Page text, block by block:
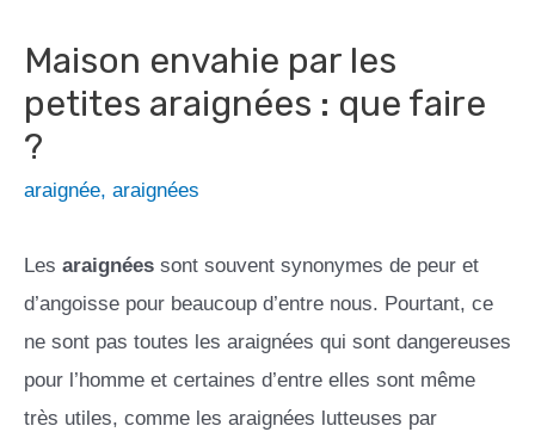
Maison envahie par les
petites araignées : que faire
?
araignée, araignées
Les araignées sont souvent synonymes de peur et
d’angoisse pour beaucoup d’entre nous. Pourtant, ce
ne sont pas toutes les araignées qui sont dangereuses
pour l’homme et certaines d’entre elles sont même
très utiles, comme les araignées lutteuses par